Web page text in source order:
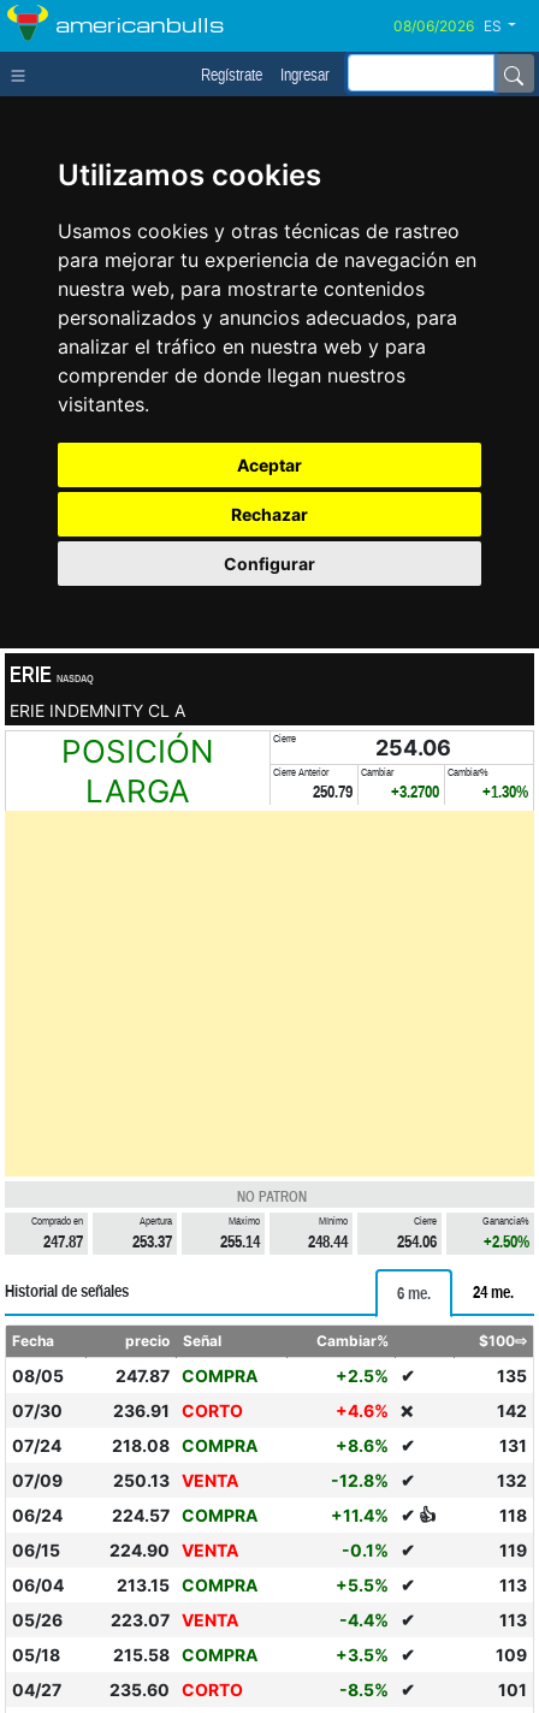
Utilizamos cookies
Usamos cookies y otras técnicas de rastreo
para mejorar tu experiencia de navegación en
nuestra web, para mostrarte contenidos
personalizados y anuncios adecuados, para
analizar el tráfico en nuestra web y para
comprender de donde llegan nuestros
visitantes.
Aceptar
Rechazar
Configurar
americanbulls ES
Regístrate Ingresar
ERIE NASDAQ
ERIE INDEMNITY CL A
POSICIÓN
LARGA
Cierre 254.06
Cierre Anterior
250.79
Cambiar
+3.2700
Cambiar%
+1.30%
NO PATRON
Comprado en
247.87
Apertura
253.37
Máximo
255.14
Mínimo
248.44
Cierre
254.06
Ganancia%
+2.50%
Historial de señales 6 me. 24 me.
Fecha precio Señal Cambiar% $100⇨
08/05 247.87 COMPRA +2.5% ✔
135
07/30
236.91 CORTO +4.6% ❌
142
07/24
218.08 COMPRA +8.6% ✔
131
07/09
250.13 VENTA -12.8% ✔
132
06/24
224.57 COMPRA +11.4% ✔ 👍
118
06/15
224.90 VENTA -0.1% ✔
119
06/04
213.15 COMPRA +5.5% ✔
113
05/26
223.07 VENTA -4.4% ✔
113
05/18
215.58 COMPRA +3.5% ✔
109
04/27
235.60 CORTO -8.5% ✔
101